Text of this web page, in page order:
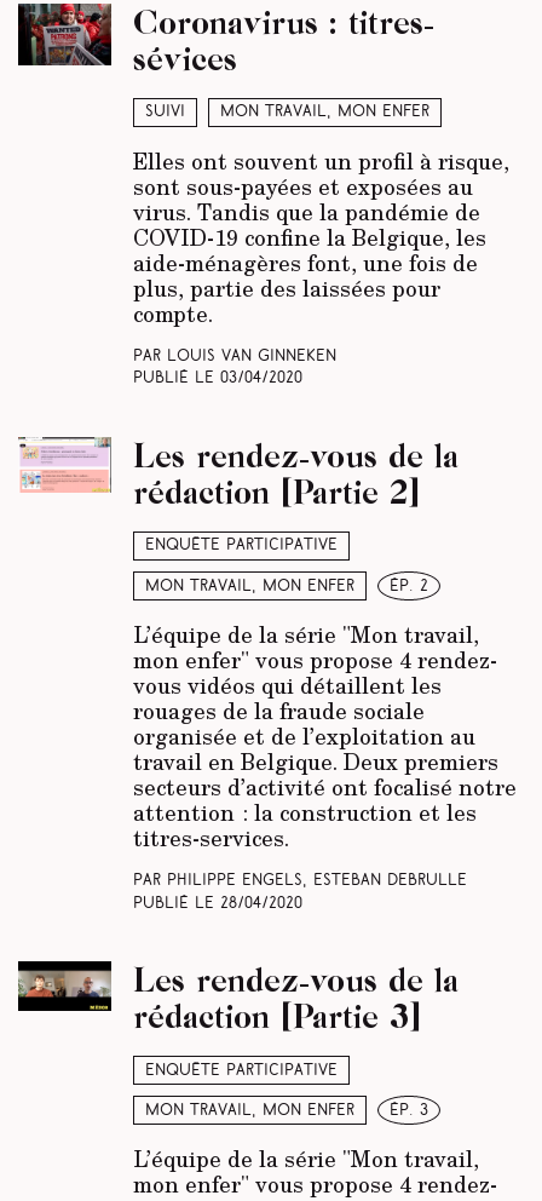
Suivi Mon travail, mon enfer
Coronavirus : titres-
sévices
Elles ont souvent un profil à risque,
sont sous-payées et exposées au
virus. Tandis que la pandémie de
COVID-19 confine la Belgique, les
aide-ménagères font, une fois de
plus, partie des laissées pour
compte.
Par Louis Van Ginneken
Publié le 03/04/2020
Enquête participative
Mon travail, mon enfer ép. 2
Les rendez-vous de la
rédaction [Partie 2]
L’équipe de la série "Mon travail,
mon enfer" vous propose 4 rendez-
vous vidéos qui détaillent les
rouages de la fraude sociale
organisée et de l’exploitation au
travail en Belgique. Deux premiers
secteurs d’activité ont focalisé notre
attention : la construction et les
titres-services.
Par Philippe Engels, Esteban Debrulle
Publié le 28/04/2020
Enquête participative
Mon travail, mon enfer ép. 3
Les rendez-vous de la
rédaction [Partie 3]
L’équipe de la série "Mon travail,
mon enfer" vous propose 4 rendez-